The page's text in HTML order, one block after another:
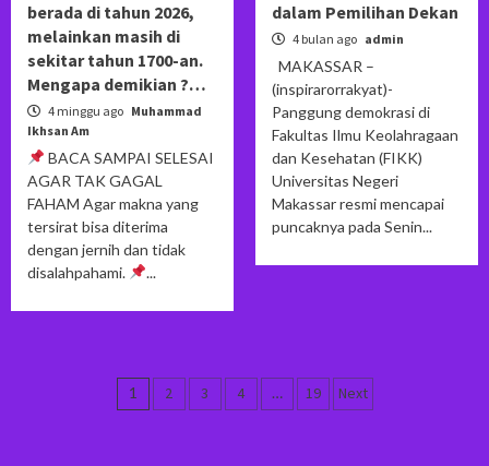
berada di tahun 2026,
melainkan masih di
sekitar tahun 1700-an.
Mengapa demikian ?…
4 minggu ago Muhammad
Ikhsan Am
BACA SAMPAI SELESAI
AGAR TAK GAGAL
FAHAM Agar makna yang
tersirat bisa diterima
dengan jernih dan tidak
disalahpahami.
...
dalam Pemilihan Dekan
4 bulan ago admin
MAKASSAR –
(inspirarorrakyat)-
Panggung demokrasi di
Fakultas Ilmu Keolahragaan
dan Kesehatan (FIKK)
Universitas Negeri
Makassar resmi mencapai
puncaknya pada Senin...
Navigasi
1 2 3 4 … 19 Next